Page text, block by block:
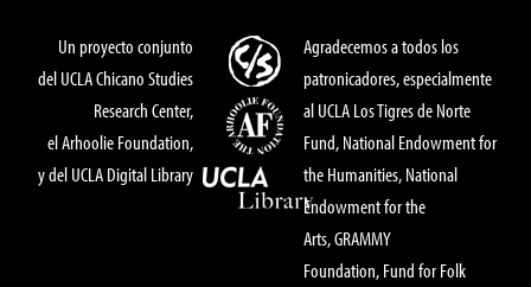
Un proyecto conjunto
del UCLA Chicano Studies
Research Center,
el Arhoolie Foundation,
y del UCLA Digital Library
Agradecemos a todos los
patronicadores, especialmente
al UCLA Los Tigres de Norte
Fund, National Endowment for
the Humanities, National
Endowment for the
Arts, GRAMMY
Foundation, Fund for Folk